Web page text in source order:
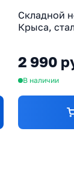
Складной
Крыса,
2 990
В наличии